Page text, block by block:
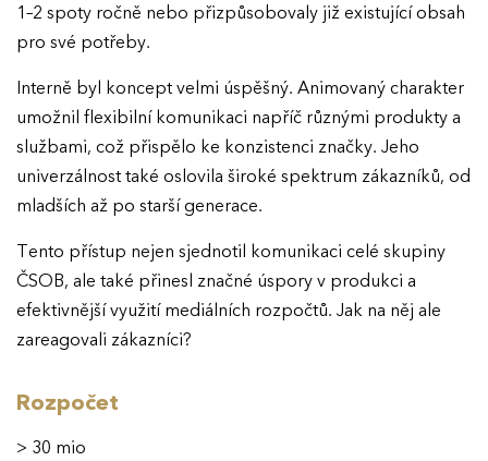
1–2 spoty ročně nebo přizpůsobovaly již existující obsah
pro své potřeby.
Interně byl koncept velmi úspěšný. Animovaný charakter
umožnil flexibilní komunikaci napříč různými produkty a
službami, což přispělo ke konzistenci značky. Jeho
univerzálnost také oslovila široké spektrum zákazníků, od
mladších až po starší generace.
Tento přístup nejen sjednotil komunikaci celé skupiny
ČSOB, ale také přinesl značné úspory v produkci a
efektivnější využití mediálních rozpočtů. Jak na něj ale
zareagovali zákazníci?
Rozpočet
> 30 mio